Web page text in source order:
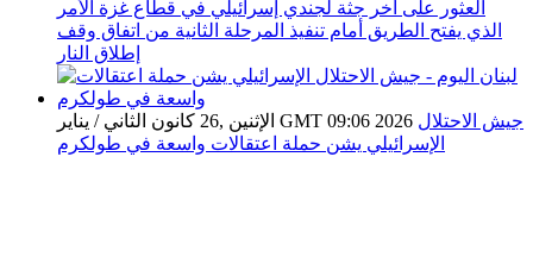
العثور على أخر جثة لجندي إسرائيلي في قطاع غزة الأمر
الذي يفتح الطريق أمام تنفيذ المرحلة الثانية من اتفاق وقف
إطلاق النار
الإثنين ,26 كانون الثاني / يناير GMT 09:06 2026 جيش الاحتلال
الإسرائيلي يشن حملة اعتقالات واسعة في طولكرم